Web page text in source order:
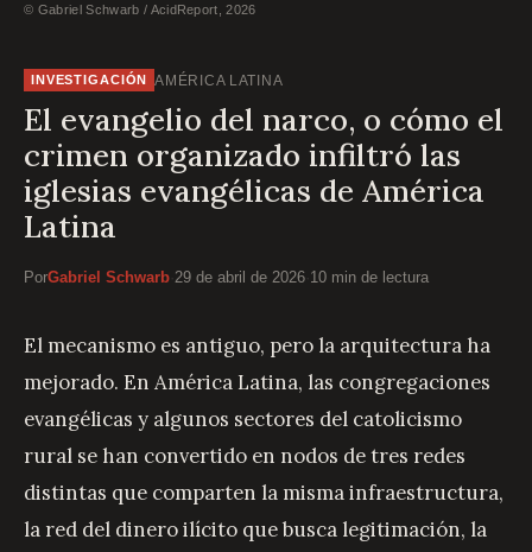
© Gabriel Schwarb / AcidReport, 2026
INVESTIGACIÓN AMÉRICA LATINA
El evangelio del narco, o cómo el
crimen organizado infiltró las
iglesias evangélicas de América
Latina
PorGabriel Schwarb 29 de abril de 2026 10 min de lectura
El mecanismo es antiguo, pero la arquitectura ha
mejorado. En América Latina, las congregaciones
evangélicas y algunos sectores del catolicismo
rural se han convertido en nodos de tres redes
distintas que comparten la misma infraestructura,
la red del dinero ilícito que busca legitimación, la